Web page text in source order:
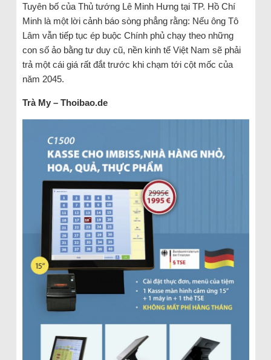
Tuyên bố của Thủ tướng Lê Minh Hưng tại TP. Hồ Chí
Minh là một lời cảnh báo sòng phẳng rằng: Nếu ông Tô
Lâm vẫn tiếp tục ép buộc Chính phủ chạy theo những
con số ảo bằng tư duy cũ, nền kinh tế Việt Nam sẽ phải
trả một cái giá rất đắt trước khi chạm tới cột mốc của
năm 2045.
Trà My – Thoibao.de